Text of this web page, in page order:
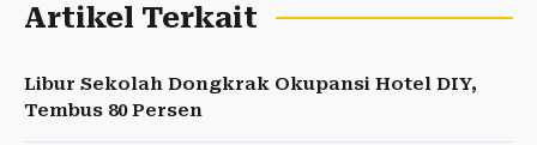
Artikel Terkait
Libur Sekolah Dongkrak Okupansi Hotel DIY,
Tembus 80 Persen